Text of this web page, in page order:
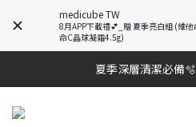
medicube TW
8月APP下載禮💕_贈 夏季亮白組 (維
命C晶球凝霜4.5g)
棉片冠軍王✨
棉片冠軍王✨
夏季深層清潔必備
加入LINE好友💚